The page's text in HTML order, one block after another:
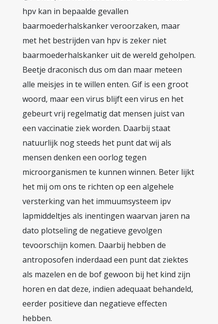
hpv kan in bepaalde gevallen
baarmoederhalskanker veroorzaken, maar
met het bestrijden van hpv is zeker niet
baarmoederhalskanker uit de wereld geholpen.
Beetje draconisch dus om dan maar meteen
alle meisjes in te willen enten. Gif is een groot
woord, maar een virus blijft een virus en het
gebeurt vrij regelmatig dat mensen juist van
een vaccinatie ziek worden. Daarbij staat
natuurlijk nog steeds het punt dat wij als
mensen denken een oorlog tegen
microorganismen te kunnen winnen. Beter lijkt
het mij om ons te richten op een algehele
versterking van het immuumsysteem ipv
lapmiddeltjes als inentingen waarvan jaren na
dato plotseling de negatieve gevolgen
tevoorschijn komen. Daarbij hebben de
antroposofen inderdaad een punt dat ziektes
als mazelen en de bof gewoon bij het kind zijn
horen en dat deze, indien adequaat behandeld,
eerder positieve dan negatieve effecten
hebben.